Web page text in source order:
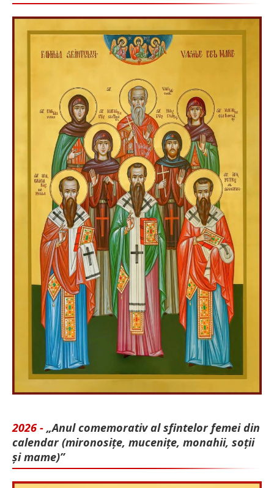
2026 - „Anul comemorativ al sfintelor femei din
calendar (mironosițe, mu­cenițe, monahii, soții
și mame)”